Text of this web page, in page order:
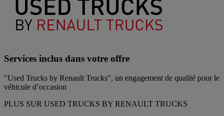
Services inclus dans votre offre
"Used Trucks by Renault Trucks", un engagement de qualité pour le
véhicule d’occasion
PLUS SUR USED TRUCKS BY RENAULT TRUCKS